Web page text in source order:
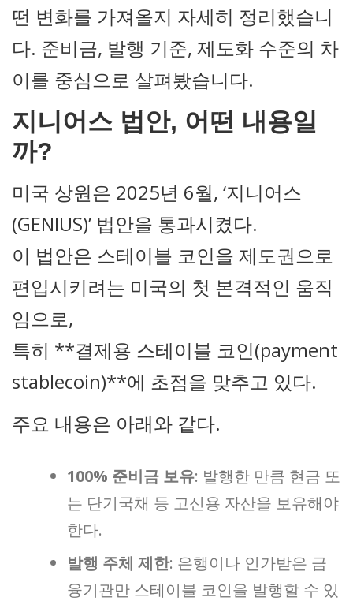
떤 변화를 가져올지 자세히 정리했습니
다. 준비금, 발행 기준, 제도화 수준의 차
이를 중심으로 살펴봤습니다.
지니어스 법안, 어떤 내용일
까?
미국 상원은 2025년 6월, ‘지니어스
(GENIUS)’ 법안을 통과시켰다.
이 법안은 스테이블 코인을 제도권으로
편입시키려는 미국의 첫 본격적인 움직
임으로,
특히 **결제용 스테이블 코인(payment
stablecoin)**에 초점을 맞추고 있다.
주요 내용은 아래와 같다.
100% 준비금 보유: 발행한 만큼 현금 또
는 단기국채 등 고신용 자산을 보유해야
한다.
발행 주체 제한: 은행이나 인가받은 금
융기관만 스테이블 코인을 발행할 수 있